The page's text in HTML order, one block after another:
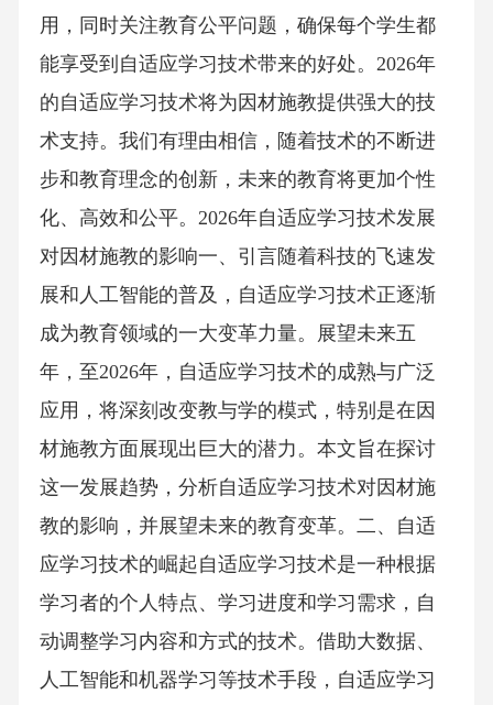
用，同时关注教育公平问题，确保每个学生都
能享受到自适应学习技术带来的好处。2026年
的自适应学习技术将为因材施教提供强大的技
术支持。我们有理由相信，随着技术的不断进
步和教育理念的创新，未来的教育将更加个性
化、高效和公平。2026年自适应学习技术发展
对因材施教的影响一、引言随着科技的飞速发
展和人工智能的普及，自适应学习技术正逐渐
成为教育领域的一大变革力量。展望未来五
年，至2026年，自适应学习技术的成熟与广泛
应用，将深刻改变教与学的模式，特别是在因
材施教方面展现出巨大的潜力。本文旨在探讨
这一发展趋势，分析自适应学习技术对因材施
教的影响，并展望未来的教育变革。二、自适
应学习技术的崛起自适应学习技术是一种根据
学习者的个人特点、学习进度和学习需求，自
动调整学习内容和方式的技术。借助大数据、
人工智能和机器学习等技术手段，自适应学习